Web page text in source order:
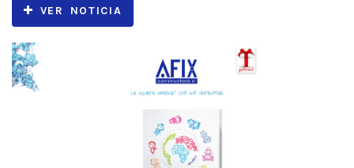
VER NOTICIA